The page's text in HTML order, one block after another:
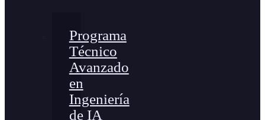
Programa
Técnico
Avanzado
en
Ingeniería
de IA